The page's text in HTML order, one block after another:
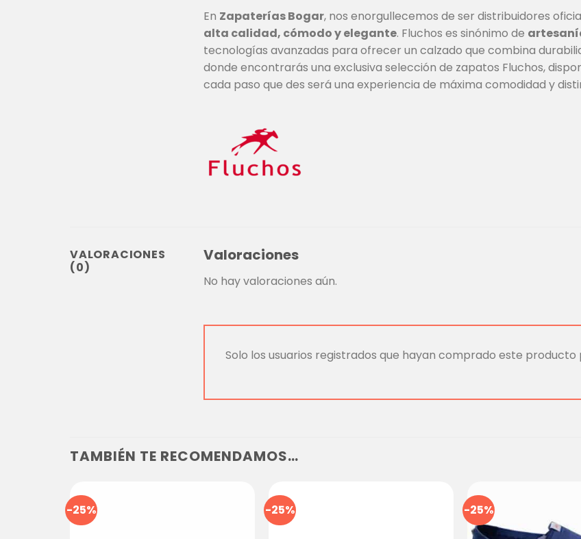
En Zapaterías Bogar, nos enorgullecemos de ser distribuidores
alta calidad, cómodo y elegante. Fluchos es sinónimo de
tecnologías avanzadas para ofrecer un calzado que combina
donde encontrarás una exclusiva selección de zapatos Fluchos,
cada paso que des será una experiencia de máxima comodidad y
VALORACIONES
(0)
Valoraciones
No hay valoraciones aún.
Solo los usuarios registrados que hayan comprado este
TAMBIÉN TE RECOMENDAMOS…
-25% -25% -25%